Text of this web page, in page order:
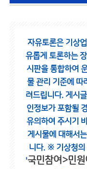
자유토론은 기상
유롭게 토론하는
시판을 통합하여
물 관리 기준에 따
려드립니다. 게시
인정보가 포함될
유의하여 주시기
게시물에 대해서
니다. ※ 기상청의
'국민참여>민원